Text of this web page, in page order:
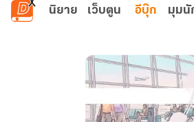
ข้ามไปยังเนื้อหาหลัก
นิยาย เว็บตูน อีบุ๊ก มุมนั